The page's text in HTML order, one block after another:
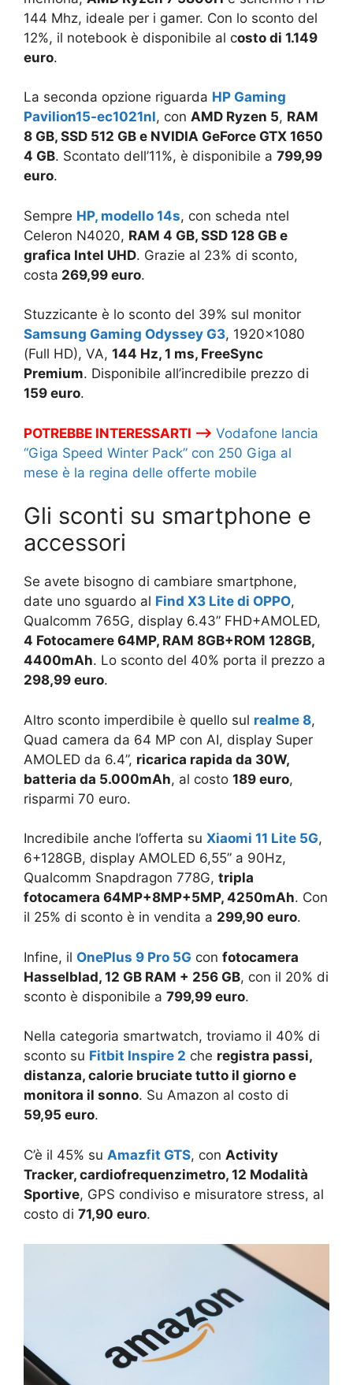
144 Mhz, ideale per i gamer. Con lo sconto del
12%, il notebook è disponibile al costo di 1.149
euro.
La seconda opzione riguarda HP Gaming
Pavilion15-ec1021nl, con AMD Ryzen 5, RAM
8 GB, SSD 512 GB e NVIDIA GeForce GTX 1650
4 GB. Scontato dell’11%, è disponibile a 799,99
euro.
Sempre HP, modello 14s, con scheda ntel
Celeron N4020, RAM 4 GB, SSD 128 GB e
grafica Intel UHD. Grazie al 23% di sconto,
costa 269,99 euro.
Stuzzicante è lo sconto del 39% sul monitor
Samsung Gaming Odyssey G3, 1920×1080
(Full HD), VA, 144 Hz, 1 ms, FreeSync
Premium. Disponibile all’incredibile prezzo di
159 euro.
POTREBBE INTERESSARTI –> Vodafone lancia
“Giga Speed Winter Pack” con 250 Giga al
mese è la regina delle offerte mobile
Gli sconti su smartphone e
accessori
Se avete bisogno di cambiare smartphone,
date uno sguardo al Find X3 Lite di OPPO,
Qualcomm 765G, display 6.43” FHD+AMOLED,
4 Fotocamere 64MP, RAM 8GB+ROM 128GB,
4400mAh. Lo sconto del 40% porta il prezzo a
298,99 euro.
Altro sconto imperdibile è quello sul realme 8,
Quad camera da 64 MP con AI, display Super
AMOLED da 6.4”, ricarica rapida da 30W,
batteria da 5.000mAh, al costo 189 euro,
risparmi 70 euro.
Incredibile anche l’offerta su Xiaomi 11 Lite 5G,
6+128GB, display AMOLED 6,55” a 90Hz,
Qualcomm Snapdragon 778G, tripla
fotocamera 64MP+8MP+5MP, 4250mAh. Con
il 25% di sconto è in vendita a 299,90 euro.
Infine, il OnePlus 9 Pro 5G con fotocamera
Hasselblad, 12 GB RAM + 256 GB, con il 20% di
sconto è disponibile a 799,99 euro.
Nella categoria smartwatch, troviamo il 40% di
sconto su Fitbit Inspire 2 che registra passi,
distanza, calorie bruciate tutto il giorno e
monitora il sonno. Su Amazon al costo di
59,95 euro.
C’è il 45% su Amazfit GTS, con Activity
Tracker, cardiofrequenzimetro, 12 Modalità
Sportive, GPS condiviso e misuratore stress, al
costo di 71,90 euro.